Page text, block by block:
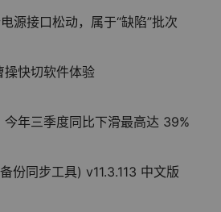
源接口松动，属于“缺陷”批次
操快切软件体验
年三季度同比下滑最高达 39%
份同步工具) v11.3.113 中文版